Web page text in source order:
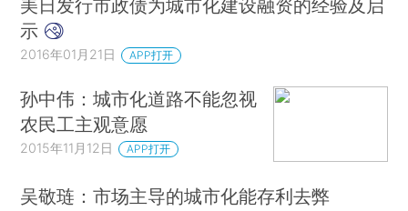
美日发行市政债为城市化建设融资的经验及启
示
2016年01月21日 APP打开
孙中伟：城市化道路不能忽视
农民工主观意愿
2015年11月12日 APP打开
吴敬琏：市场主导的城市化能存利去弊